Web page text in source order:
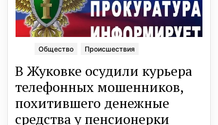
Общество Происшествия
В Жуковке осудили курьера
телефонных мошенников,
похитившего денежные
средства у пенсионерки